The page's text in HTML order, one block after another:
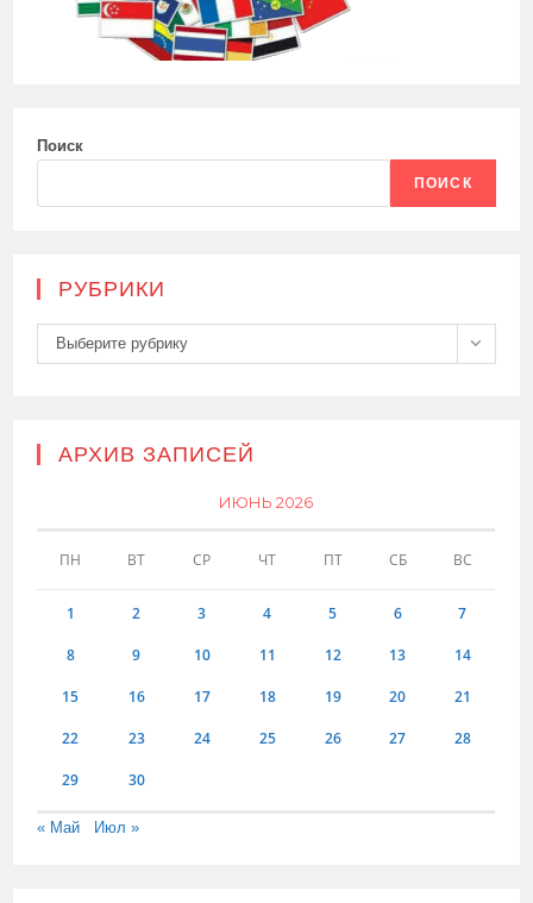
Поиск
ПОИСК
РУБРИКИ
Рубрики
Выберите рубрику
АРХИВ ЗАПИСЕЙ
ИЮНЬ 2026
ПН ВТ СР ЧТ ПТ СБ ВС
1 2 3 4 5 6 7
8 9 10 11 12 13 14
15 16 17 18 19 20 21
22 23 24 25 26 27 28
29 30
« Май Июл »